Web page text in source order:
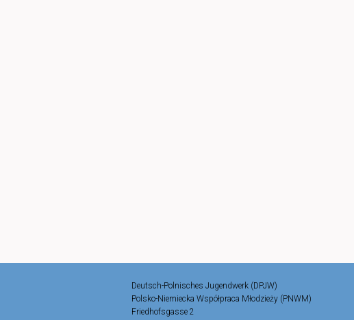
Deutsch-Polnisches Jugendwerk (DPJW)
Polsko-Niemiecka Współpraca Młodzieży (PNWM)
Friedhofsgasse 2